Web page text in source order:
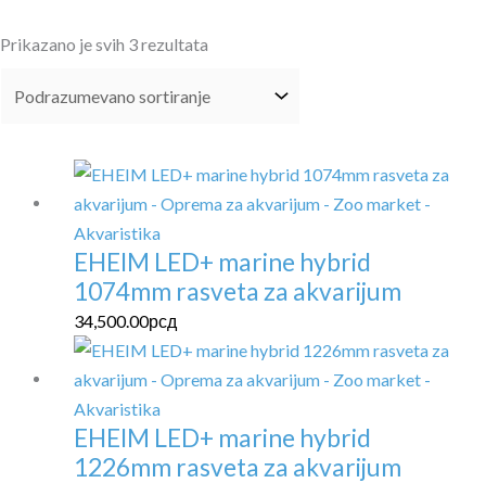
Prikazano je svih 3 rezultata
EHEIM LED+ marine hybrid
1074mm rasveta za akvarijum
34,500.00рсд
EHEIM LED+ marine hybrid
1226mm rasveta za akvarijum